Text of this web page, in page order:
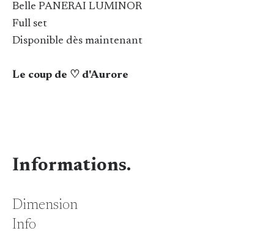
Belle PANERAI LUMINOR
Full set
Disponible dès maintenant
Le coup de ♡ d'Aurore
Informations.
Dimension
Info